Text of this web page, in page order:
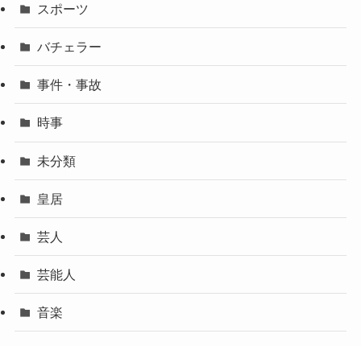
スポーツ
バチェラー
事件・事故
時事
未分類
皇居
芸人
芸能人
音楽